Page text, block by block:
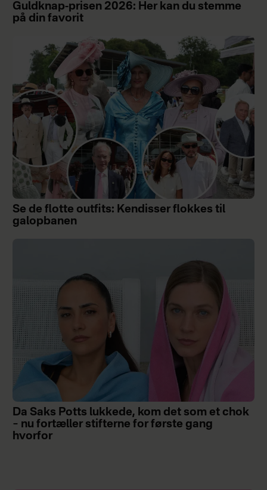
Guldknap-prisen 2026: Her kan du stemme
på din favorit
Se de flotte outfits: Kendisser flokkes til
galopbanen
Da Saks Potts lukkede, kom det som et chok
– nu fortæller stifterne for første gang
hvorfor